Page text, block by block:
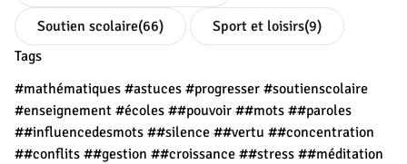
Soutien scolaire(66) Sport et loisirs(9)
Tags
#mathématiques #astuces #progresser #soutienscolaire
#enseignement #écoles ##pouvoir ##mots ##paroles
##influencedesmots ##silence ##vertu ##concentration
##conflits ##gestion ##croissance ##stress ##méditation